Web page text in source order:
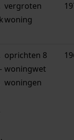
vergroten
woning
oprichten 8
woningwet
woningen